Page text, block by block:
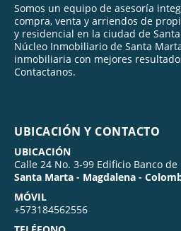
Somos un equipo de asesoría
compra, venta y arriendos de
y residencial en la ciudad de
Núcleo Inmobiliario de Santa
inmobiliaria con mejores
Contactanos.
UBICACIÓN Y CONTACTO
UBICACIÓN
Calle 24 No. 3-99 Edificio Banco
Santa Marta - Magdalena -
MÓVIL
+573184562556